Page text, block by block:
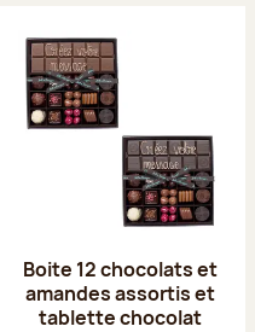
Boite 12 chocolats et
amandes assortis et
tablette chocolat